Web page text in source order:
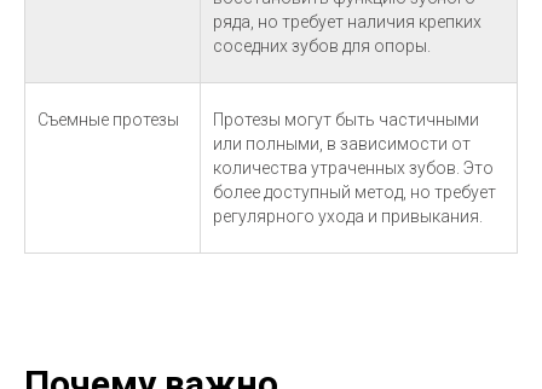
ряда, но требует наличия крепких
соседних зубов для опоры.
Съемные протезы
Протезы могут быть частичными
или полными, в зависимости от
количества утраченных зубов. Это
более доступный метод, но требует
регулярного ухода и привыкания.